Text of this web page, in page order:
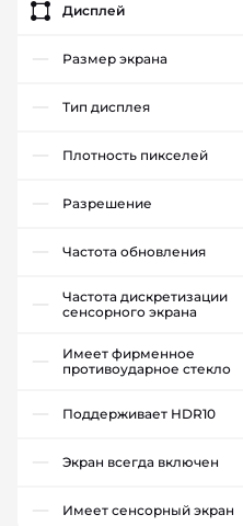
Дисплей
Размер экрана
Тип дисплея
Плотность пикселей
Разрешение
Частота обновления
Частота дискретизации
сенсорного экрана
Имеет фирменное
противоударное стекло
Поддерживает HDR10
Экран всегда включен
Имеет сенсорный экран